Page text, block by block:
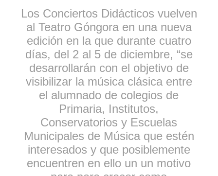
Los Conciertos Didácticos vuelven
al Teatro Góngora en una nueva
edición en la que durante cuatro
días, del 2 al 5 de diciembre, “se
desarrollarán con el objetivo de
visibilizar la música clásica entre
el alumnado de colegios de
Primaria, Institutos,
Conservatorios y Escuelas
Municipales de Música que estén
interesados y que posiblemente
encuentren en ello un un motivo